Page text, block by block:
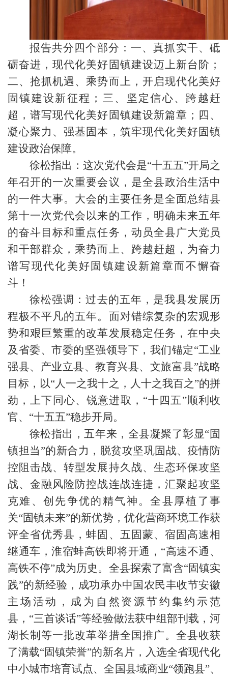
报告共分四个部分：一、真抓实干、砥
砺奋进，现代化美好固镇建设迈上新台阶；
二、抢抓机遇、乘势而上，开启现代化美好
固镇建设新征程；三、坚定信心、跨越赶
超，谱写现代化美好固镇建设新篇章；四、
凝心聚力、强基固本，筑牢现代化美好固镇
建设政治保障。
徐松指出：这次党代会是“十五五”开局之
年召开的一次重要会议，是全县政治生活中
的一件大事。大会的主要任务是全面总结县
第十一次党代会以来的工作，明确未来五年
的奋斗目标和重点任务，动员全县广大党员
和干部群众，乘势而上、跨越赶超，为奋力
谱写现代化美好固镇建设新篇章而不懈奋
斗！
徐松强调：过去的五年，是我县发展历
程极不平凡的五年。面对错综复杂的宏观形
势和艰巨繁重的改革发展稳定任务，在中央
及省委、市委的坚强领导下，我们锚定“工业
强县、产业立县、教育兴县、文旅富县”战略
目标，以“人一之我十之，人十之我百之”的拼
劲，上下同心、锐意进取，“十四五”顺利收
官、“十五五”稳步开局。
徐松指出，五年来，全县凝聚了彰显“固
镇担当”的新合力，脱贫攻坚巩固战、疫情防
控阻击战、转型发展持久战、生态环保攻坚
战、金融风险防控战连战连捷，汇聚起攻坚
克难、创先争优的精气神。全县厚植了事
关“固镇未来”的新优势，优化营商环境工作获
评全省优秀县，蚌固、五固蒙、宿固高速相
继通车，淮宿蚌高铁即将开通，“高速不通、
高铁不停”成为历史。全县探索了富含“固镇实
践”的新经验，成功承办中国农民丰收节安徽
主场活动，成为自然资源节约集约示范
县，“三首谈话”等经验做法获中组部刊载，河
湖长制等一批改革举措全国推广。全县收获
了满载“固镇荣誉”的新名片，入选全省现代化
中小城市培育试点、全国县域商业“领跑县”、